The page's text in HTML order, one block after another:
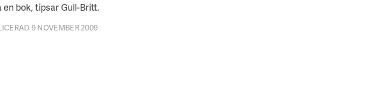
en bok, tipsar Gull-Britt.
9 NOVEMBER 2009